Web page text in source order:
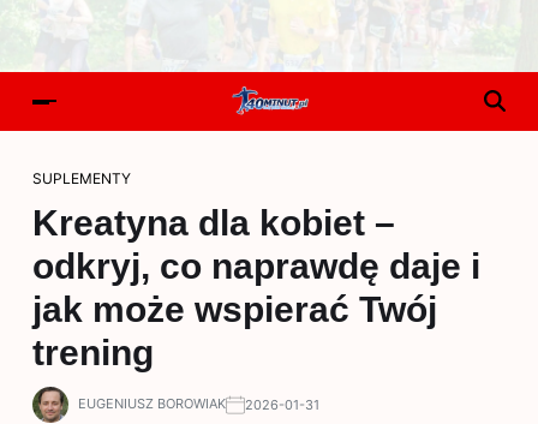
SUPLEMENTY
Kreatyna dla kobiet –
odkryj, co naprawdę daje i
jak może wspierać Twój
trening
EUGENIUSZ BOROWIAK 2026-01-31